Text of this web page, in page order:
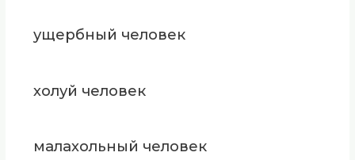
ущербный человек
холуй человек
малахольный человек